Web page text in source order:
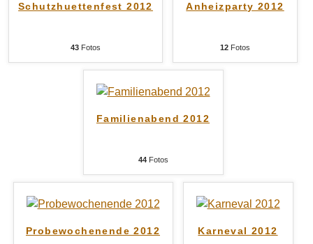
Schutzhuettenfest 2012
43 Fotos
Anheizparty 2012
12 Fotos
Familienabend 2012
44Fotos
Probewochenende 2012 Karneval 2012